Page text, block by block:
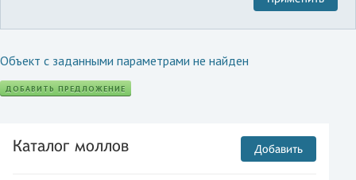
Объект с заданными параметрами не найден
ДОБАВИТЬ ПРЕДЛОЖЕНИЕ
Каталог моллов Добавить